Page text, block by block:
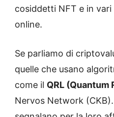
cosiddetti NFT e in
online.
Se parliamo di
quelle che usano
come il QRL (Quantum
Nervos Network